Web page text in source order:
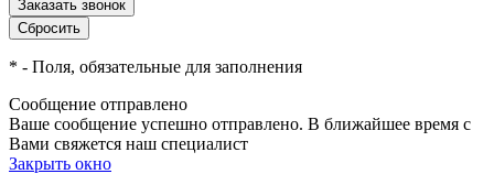
* - Поля, обязательные для заполнения
Сообщение отправлено
Ваше сообщение успешно отправлено. В ближайшее время с
Вами свяжется наш специалист
Закрыть окно